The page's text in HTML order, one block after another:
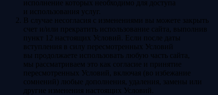
исполнение которых необходимо для доступа
и использования услуг.
В случае несогласия с изменениями вы можете закрыть
счет и/или прекратить использование сайта, выполнив
пункт 12 настоящих Условий. Если после даты
вступления в силу пересмотренных Условий
вы продолжаете использовать любую часть сайта,
мы рассматриваем это как согласие и принятие
пересмотренных Условий, включая (во избежание
сомнений) любые дополнения, удаления, замены или
другие изменения настоящих Условий.